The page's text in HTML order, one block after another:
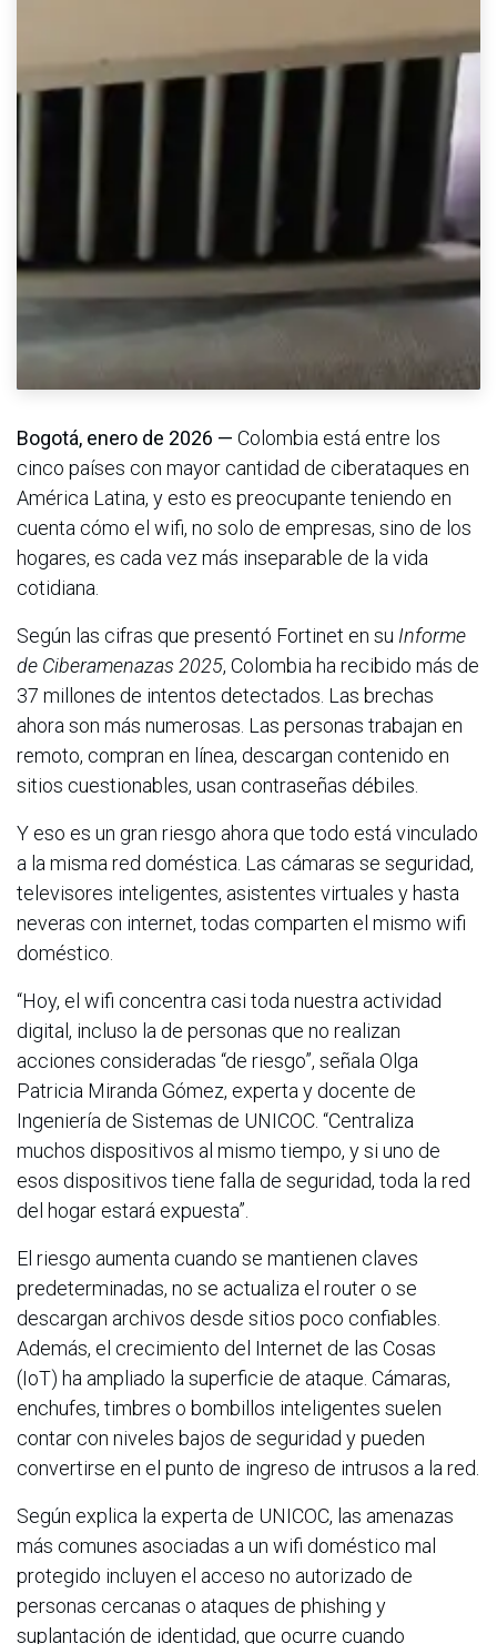
Bogotá, enero de 2026 — Colombia está entre los
cinco países con mayor cantidad de ciberataques en
América Latina, y esto es preocupante teniendo en
cuenta cómo el wifi, no solo de empresas, sino de los
hogares, es cada vez más inseparable de la vida
cotidiana.
Según las cifras que presentó Fortinet en su Informe
de Ciberamenazas 2025, Colombia ha recibido más de
37 millones de intentos detectados. Las brechas
ahora son más numerosas. Las personas trabajan en
remoto, compran en línea, descargan contenido en
sitios cuestionables, usan contraseñas débiles.
Y eso es un gran riesgo ahora que todo está vinculado
a la misma red doméstica. Las cámaras se seguridad,
televisores inteligentes, asistentes virtuales y hasta
neveras con internet, todas comparten el mismo wifi
doméstico.
“Hoy, el wifi concentra casi toda nuestra actividad
digital, incluso la de personas que no realizan
acciones consideradas “de riesgo”, señala Olga
Patricia Miranda Gómez, experta y docente de
Ingeniería de Sistemas de UNICOC. “Centraliza
muchos dispositivos al mismo tiempo, y si uno de
esos dispositivos tiene falla de seguridad, toda la red
del hogar estará expuesta”.
El riesgo aumenta cuando se mantienen claves
predeterminadas, no se actualiza el router o se
descargan archivos desde sitios poco confiables.
Además, el crecimiento del Internet de las Cosas
(IoT) ha ampliado la superficie de ataque. Cámaras,
enchufes, timbres o bombillos inteligentes suelen
contar con niveles bajos de seguridad y pueden
convertirse en el punto de ingreso de intrusos a la red.
Según explica la experta de UNICOC, las amenazas
más comunes asociadas a un wifi doméstico mal
protegido incluyen el acceso no autorizado de
personas cercanas o ataques de phishing y
suplantación de identidad, que ocurre cuando